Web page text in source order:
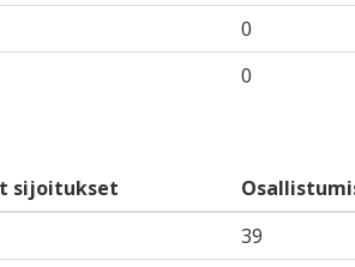
0
0
sijoitukset
39